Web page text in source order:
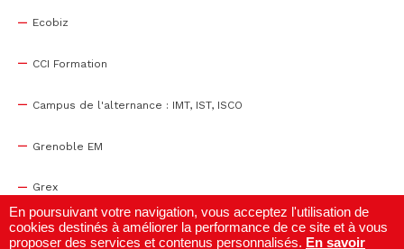
Ecobiz
CCI Formation
Campus de l'alternance : IMT, IST, ISCO
Grenoble EM
Grex
WTC Grenoble
En poursuivant votre navigation, vous acceptez l'utilisation de
cookies destinés à améliorer la performance de ce site et à vous
proposer des services et contenus personnalisés. En savoir